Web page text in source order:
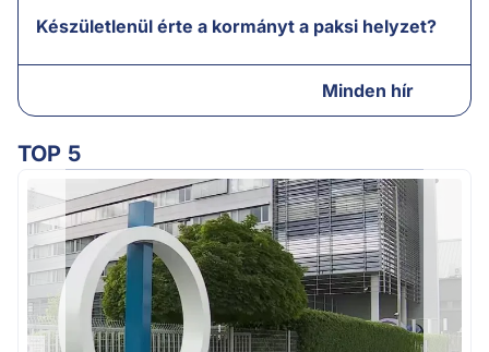
Készületlenül érte a kormányt a paksi helyzet?
Minden hír
TOP 5